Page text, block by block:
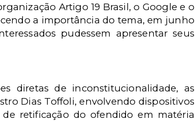
Artigo 19 Brasil, o Google e o
a importância do tema, em junho
pudessem apresentar seus
diretas de inconstitucionalidade, as
Dias Toffoli, envolvendo dispositivos
retificação do ofendido em matéria